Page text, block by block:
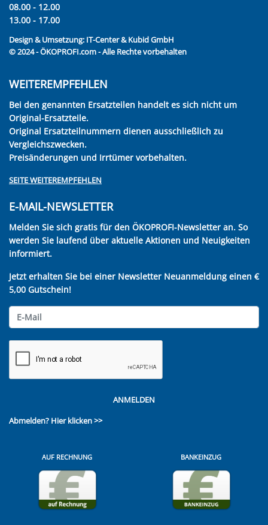
08.00 - 12.00
13.00 - 17.00
Design & Umsetzung: IT-Center & Kubid GmbH
© 2024 - ÖKOPROFI.com - Alle Rechte vorbehalten
WEITEREMPFEHLEN
Bei den genannten Ersatzteilen handelt es sich nicht um
Original-Ersatzteile.
Original Ersatzteilnummern dienen ausschließlich zu
Vergleichszwecken.
Preisänderungen und Irrtümer vorbehalten.
SEITE WEITEREMPFEHLEN
E-MAIL-NEWSLETTER
Melden Sie sich gratis für den ÖKOPROFI-Newsletter an. So
werden Sie laufend über aktuelle Aktionen und Neuigkeiten
informiert.
Jetzt erhalten Sie bei einer Newsletter Neuanmeldung einen €
5,00 Gutschein!
ANMELDEN
Abmelden? Hier klicken >>
AUF RECHNUNG BANKEINZUG